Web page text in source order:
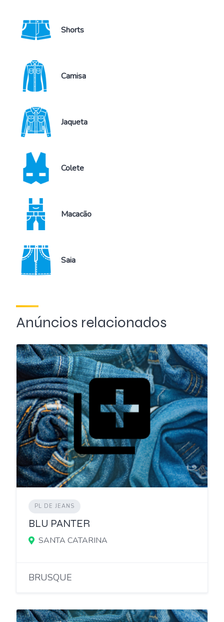
Shorts
Camisa
Jaqueta
Colete
Macacão
Saia
Anúncios relacionados
PL DE JEANS
BLU PANTER
SANTA CATARINA
BRUSQUE